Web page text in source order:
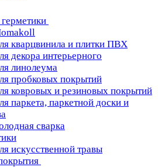
кварцвинила и плитки ПВХ
декора интерьерного
линолеума
пробковых покрытий
ковровых и резиновых покрытий
паркета, паркетной доски и
сварка
искусственной травы